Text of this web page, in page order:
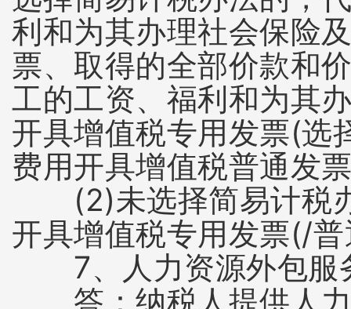
利和为其办理社会保险
票、取得的全部价款和
工的工资、福利和为其
开具增值税专用发票(选
费用开具增值税普通发
(2)未选择简易计税办
开具增值税专用发票(/
7、人力资源外包服
答：纳税人提供人力